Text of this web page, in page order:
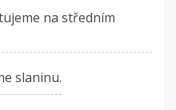
na středním
slaninu.